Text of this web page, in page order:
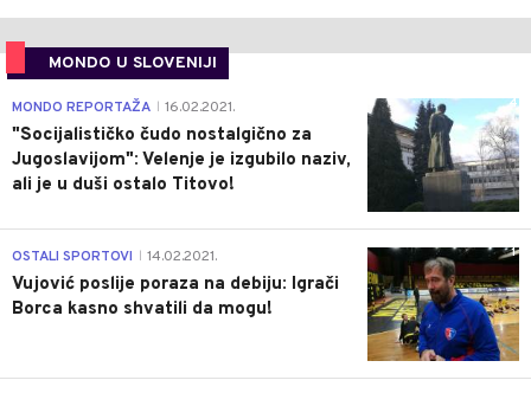
MONDO U SLOVENIJI
4
MONDO REPORTAŽA 16.02.2021.
"Socijalističko čudo nostalgično za
Jugoslavijom": Velenje je izgubilo naziv,
ali je u duši ostalo Titovo!
1
OSTALI SPORTOVI 14.02.2021.
Vujović poslije poraza na debiju: Igrači
Borca kasno shvatili da mogu!